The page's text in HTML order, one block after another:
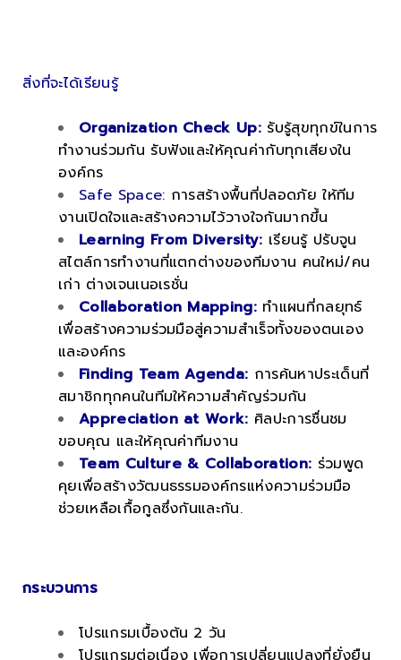
สิ่งที่จะได้เรียนรู้
Organization Check Up: รับรู้สุขทุกข์ในการ
ทำงานร่วมกัน รับฟังและให้คุณค่ากับทุกเสียงใน
องค์กร
Safe Space: การสร้างพื้นที่ปลอดภัย ให้ทีม
งานเปิดใจและสร้างความไว้วางใจกันมากขึ้น
Learning From Diversity: เรียนรู้ ปรับจูน
สไตล์การทำงานที่แตกต่างของทีมงาน คนใหม่/คน
เก่า ต่างเจนเนอเรชั่น
Collaboration Mapping: ทำแผนที่กลยุทธ์
เพื่อสร้างความร่วมมือสู่ความสำเร็จทั้งของตนเอง
และองค์กร
Finding Team Agenda: การค้นหาประเด็นที่
สมาชิกทุกคนในทีมให้ความสำคัญร่วมกัน
Appreciation at Work: ศิลปะการชื่นชม
ขอบคุณ และให้คุณค่าทีมงาน
Team Culture & Collaboration: ร่วมพูด
คุยเพื่อสร้างวัฒนธรรมองค์กรแห่งความร่วมมือ
ช่วยเหลือเกื้อกูลซึ่งกันและกัน.
กระบวนการ
โปรแกรมเบื้องต้น 2 วัน